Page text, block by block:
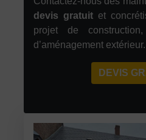
devis gratuit et
projet de
d’aménagement extérieur.
DEVIS